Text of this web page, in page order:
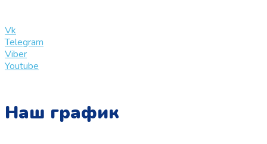
Vk
Telegram
Viber
Youtube
Наш график